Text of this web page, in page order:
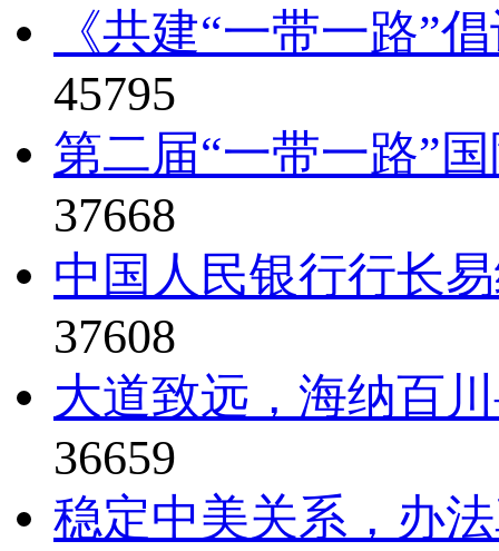
《共建“一带一路”
45795
第二届“一带一路”
37668
中国人民银行行长
37608
大道致远，海纳百
36659
稳定中美关系，办